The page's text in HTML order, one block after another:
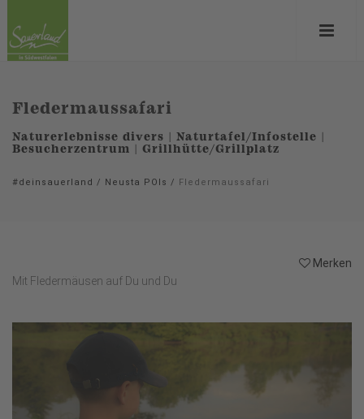
Fledermaussafari
Naturerlebnisse divers | Naturtafel/Infostelle |
Besucherzentrum | Grillhütte/Grillplatz
#deinsauerland / Neusta POIs / Fledermaussafari
Merken
Mit Fledermäusen auf Du und Du